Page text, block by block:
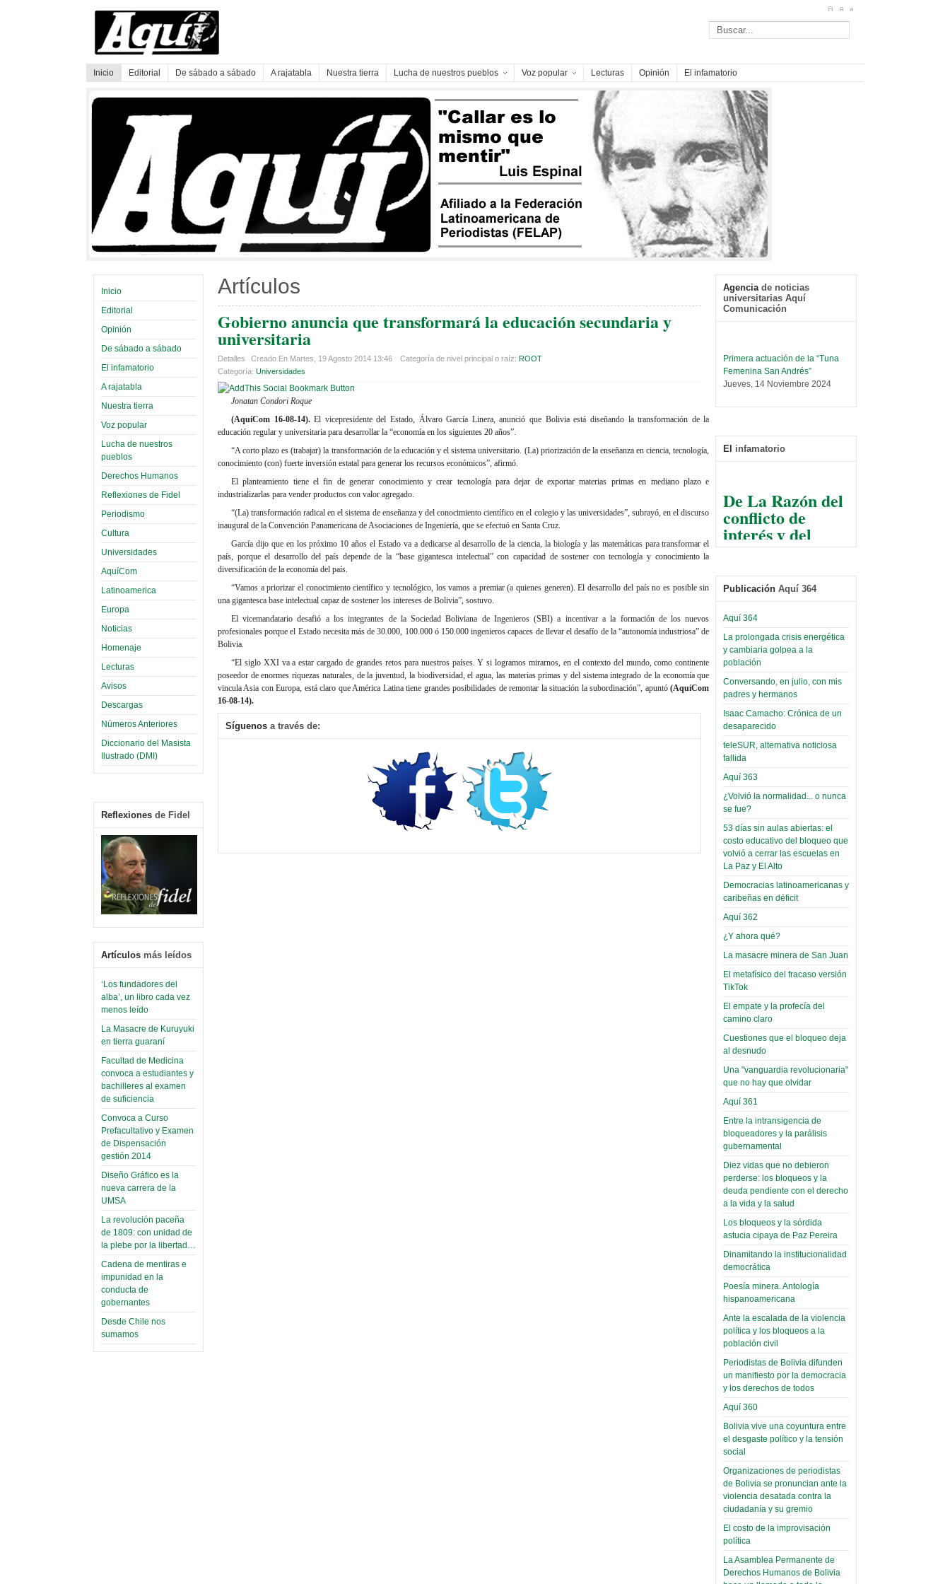
Inicio Editorial De sábado a sábado A rajatabla Nuestra tierra Lucha de nuestros pueblos Voz popular Lecturas Opinión El infamatorio
Inicio
Editorial
Opinión
De sábado a sábado
El infamatorio
A rajatabla
Nuestra tierra
Voz popular
Lucha de nuestros
pueblos
Derechos Humanos
Reflexiones de Fidel
Periodismo
Cultura
Universidades
AquíCom
Latinoamerica
Europa
Noticias
Homenaje
Lecturas
Avisos
Descargas
Números Anteriores
Diccionario del Masista
Ilustrado (DMI)
Reflexiones de Fidel
Artículos más leídos
‘Los fundadores del
alba’, un libro cada vez
menos leído
La Masacre de Kuruyuki
en tierra guaraní
Facultad de Medicina
convoca a estudiantes y
bachilleres al examen
de suficiencia
Convoca a Curso
Prefacultativo y Examen
de Dispensación
gestión 2014
Diseño Gráfico es la
nueva carrera de la
UMSA
La revolución paceña
de 1809: con unidad de
la plebe por la libertad…
Cadena de mentiras e
impunidad en la
conducta de
gobernantes
Desde Chile nos
sumamos
Artículos
Gobierno anuncia que transformará la educación secundaria y
universitaria
Detalles Creado En Martes, 19 Agosto 2014 13:46 Categoría de nivel principal o raíz: ROOT
Categoría: Universidades
Jonatan Condori Roque
(AquíCom 16-08-14).El vicepresidente del Estado, Álvaro García Linera, anunció que Bolivia está diseñando la transformación de la
educación regular y universitaria para desarrollar la “economía en los siguientes 20 años”.
“A corto plazo es (trabajar) la transformación de la educación y el sistema universitario. (La) priorización de la enseñanza en ciencia, tecnología,
conocimiento (con) fuerte inversión estatal para generar los recursos económicos”, afirmó.
El planteamiento tiene el fin de generar conocimiento y crear tecnología para dejar de exportar materias primas en mediano plazo e
industrializarlas para vender productos con valor agregado.
“(La) transformación radical en el sistema de enseñanza y del conocimiento científico en el colegio y las universidades”, subrayó, en el discurso
inaugural de la Convención Panamericana de Asociaciones de Ingeniería, que se efectuó en Santa Cruz.
García dijo que en los próximo 10 años el Estado va a dedicarse al desarrollo de la ciencia, la biología y las matemáticas para transformar el
país, porque el desarrollo del país depende de la “base gigantesca intelectual” con capacidad de sostener con tecnología y conocimiento la
diversificación de la economía del país.
“Vamos a priorizar el conocimiento científico y tecnológico, los vamos a premiar (a quienes generen). El desarrollo del país no es posible sin
una gigantesca base intelectual capaz de sostener los intereses de Bolivia”, sostuvo.
El vicemandatario desafió a los integrantes de la Sociedad Boliviana de Ingenieros (SBI) a incentivar a la formación de los nuevos
profesionales porque el Estado necesita más de 30.000, 100.000 ó 150.000 ingenieros capaces de llevar el desafío de la “autonomía industriosa” de
Bolivia.
“El siglo XXI va a estar cargado de grandes retos para nuestros países. Y si logramos mirarnos, en el contexto del mundo, como continente
poseedor de enormes riquezas naturales, de la juventud, la biodiversidad, el agua, las materias primas y del sistema integrado de la economía que
vincula Asia con Europa, está claro que América Latina tiene grandes posibilidades de remontar la situación la subordinación”, apuntó(AquíCom
16-08-14).
Síguenos a través de:
Agencia de noticias
universitarias Aquí
Comunicación
Primera actuación de la “Tuna
Femenina San Andrés”
Jueves, 14 Noviembre 2024
Sábado, 14 Septiembre 2024
taller de software estadístico en
la UMSA
Sábado, 14 Septiembre 2024
certificados por apoyo al
Séptimo Encuentro de
Sábado, 14 Octubre 2023
Leer Más...
Trabajo Social de la UMSA
volverá a las urnas para elegir a
su directora
Sábado, 14 Octubre 2023
Leer Más...
Candidatos del MAS se
presentarán en la UMSA
Jueves, 14 Septiembre 2023
Leer Más...
Carrera de Geografía realiza
Segundo Congreso Nacional
Viernes, 14 Octubre 2022
Leer Más...
Docentes y estudiantes de
Trabajo Social de la UMSA
elegirán directora
Viernes, 14 Octubre 2022
Leer Más...
“Tuna Femenina San Andrés”
toca y canta con coraje
Miércoles, 14 Septiembre 2022
Leer Más...
Posesionan a dirigentes de
Asociación de Docentes
Domingo, 14 Agosto 2022
Leer Más...
El infamatorio
De La Razón del
conflicto de
interés y del
razonable arte
y esconder la
mano
El Infamatorio
Jueves, 10 Diciembre 2020
Read more...
Infierno Covid
parte VI:
Gabinete de
Áñez se atribuye
construcción de
hospitales
prefabricados en
la que no tuvo
participación;
más de 24 horas
después rectifica
parcialmente
El Infamatorio
Miércoles, 09 Diciembre 2020
Read more...
Interpretación
de un álbum de
narco-fotos
(Miscelánea
Palaciega 8)
El Infamatorio
Miércoles, 19 Junio 2019
Read more...
Cosmética
descolonizadora
(Miscelánea
palaciega 7)
El Infamatorio
Lunes, 27 Mayo 2019
Read more...
Creacionismo,
filtraciones e
inicio de la
campaña del
MAS
(Miscelánea
palaciega 6)
El Infamatorio
Domingo, 12 Mayo 2019
Read more...
Publicación Aquí 364
Aquí 364
La prolongada crisis energética
y cambiaria golpea a la
población
Conversando, en julio, con mis
padres y hermanos
Isaac Camacho: Crónica de un
desaparecido
teleSUR, alternativa noticiosa
fallida
Aquí 363
¿Volvió la normalidad... o nunca
se fue?
53 días sin aulas abiertas: el
costo educativo del bloqueo que
volvió a cerrar las escuelas en
La Paz y El Alto
Democracias latinoamericanas y
caribeñas en déficit
Aquí 362
¿Y ahora qué?
La masacre minera de San Juan
El metafísico del fracaso versión
TikTok
El empate y la profecía del
camino claro
Cuestiones que el bloqueo deja
al desnudo
Una "vanguardia revolucionaria"
que no hay que olvidar
Aquí 361
Entre la intransigencia de
bloqueadores y la parálisis
gubernamental
Diez vidas que no debieron
perderse: los bloqueos y la
deuda pendiente con el derecho
a la vida y la salud
Los bloqueos y la sórdida
astucia cipaya de Paz Pereira
Dinamitando la institucionalidad
democrática
Poesía minera. Antología
hispanoamericana
Ante la escalada de la violencia
política y los bloqueos a la
población civil
Periodistas de Bolivia difunden
un manifiesto por la democracia
y los derechos de todos
Aquí 360
Bolivia vive una coyuntura entre
el desgaste político y la tensión
social
Organizaciones de periodistas
de Bolivia se pronuncian ante la
violencia desatada contra la
ciudadanía y su gremio
El costo de la improvisación
política
La Asamblea Permanente de
Derechos Humanos de Bolivia